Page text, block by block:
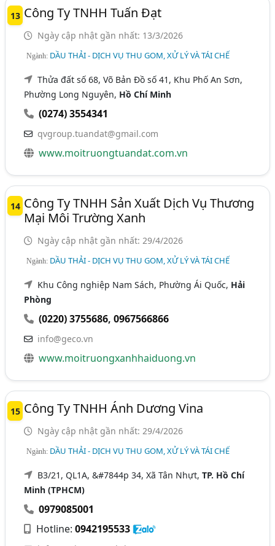
13 Công Ty TNHH Tuấn Đạt
Ngày cập nhật gần nhất: 13/3/2026
Ngành: DẦU THẢI - DỊCH VỤ THU GOM, XỬ LÝ VÀ TÁI CHẾ
Thửa đất số 68, Võ Bản Đồ số 41, Khu Phố An Sơn,
Phường Long Nguyên, Hồ Chí Minh
(0274) 3554341
qvgroup.tuandat@gmail.com
www.moitruongtuandat.com.vn
14 Công Ty TNHH Sản Xuất Dịch Vụ Thương
Mại Môi Trường Xanh
Ngày cập nhật gần nhất: 29/4/2026
Ngành: DẦU THẢI - DỊCH VỤ THU GOM, XỬ LÝ VÀ TÁI CHẾ
Khu Công nghiệp Nam Sách, Phường Ái Quốc, Hải
Phòng
(0220) 3755686,0967566866
info@geco.vn
www.moitruongxanhhaiduong.vn
15 Công Ty TNHH Ánh Dương Vina
Ngày cập nhật gần nhất: 29/4/2026
Ngành: DẦU THẢI - DỊCH VỤ THU GOM, XỬ LÝ VÀ TÁI CHẾ
B3/21, QL1A, &#7844p 34, Xã Tân Nhựt,TP. Hồ Chí
Minh (TPHCM)
0979085001
Hotline:0942195533